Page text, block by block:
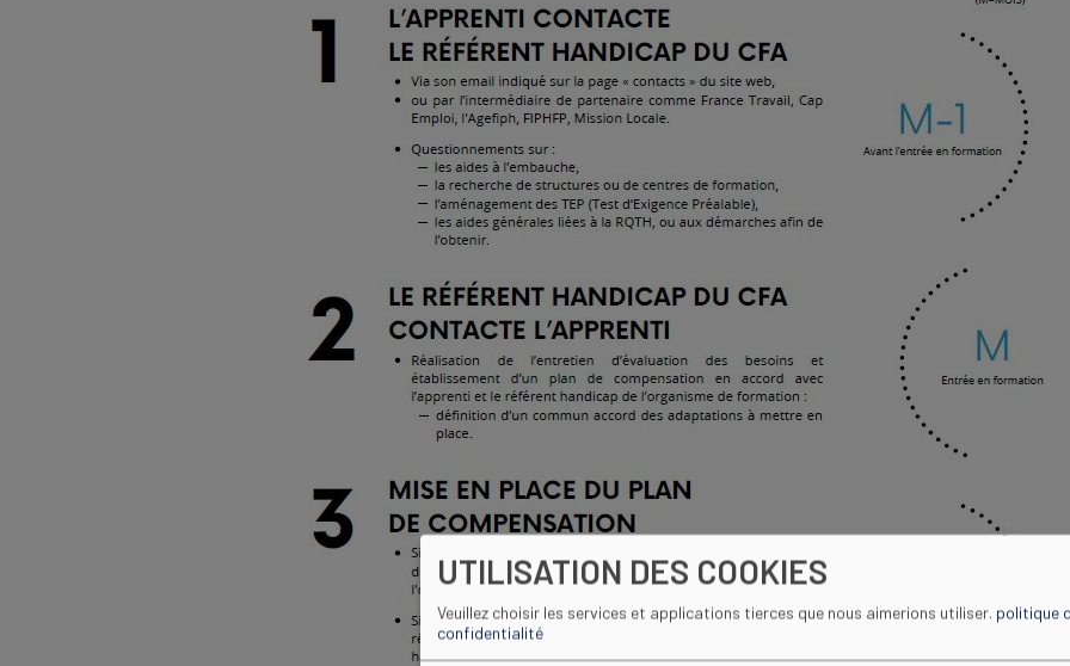
UTILISATION DES COOKIES
Veuillez choisir les services et applications tierces que nous aimerions utiliser. politique
confidentialité